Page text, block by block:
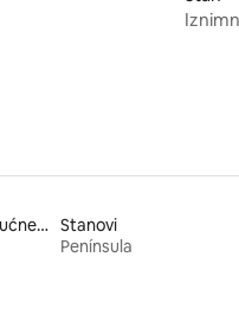
Smještaji koji primaju kućne ljubimce
Stanovi
Península